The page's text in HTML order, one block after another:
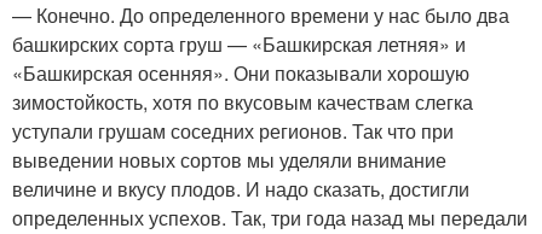
— Конечно. До определенного времени у нас было два
башкирских сорта груш — «Башкирская летняя» и
«Башкирская осенняя». Они показывали хорошую
зимостойкость, хотя по вкусовым качествам слегка
уступали грушам соседних регионов. Так что при
выведении новых сортов мы уделяли внимание
величине и вкусу плодов. И надо сказать, достигли
определенных успехов. Так, три года назад мы передали